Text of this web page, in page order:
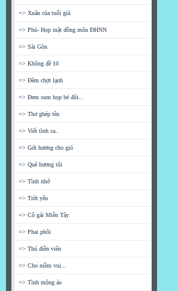
=> Xuân của tuổi già
=> Phú- Họp mặt đồng môn ĐHNN
=> Sài Gòn
=> Không đề 10
=> Đêm chợt lạnh
=> Đem sum họp bẻ đôi...
=> Thơ ghép tên
=> Viết tình ca..
=> Gởi hương cho gió
=> Quê hương tôi
=> Tình nhớ
=> Trời yêu
=> Cô gái Miền Tây
=> Phai phôi
=> Thú điền viên
=> Cho niềm vui...
=> Tình mộng ảo